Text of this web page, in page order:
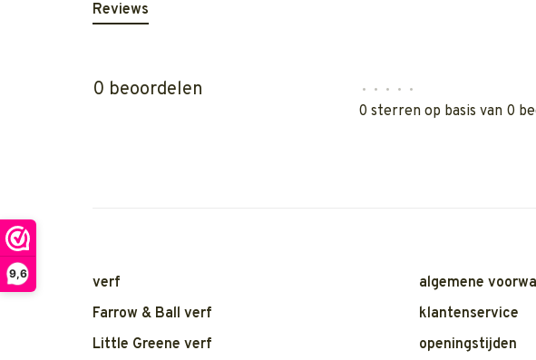
9,6
Reviews
0 beoordelen • • • • •
0 sterren op basis van 0
verf
Farrow & Ball verf
Little Greene verf
algemene
klantenservice
openingstijden